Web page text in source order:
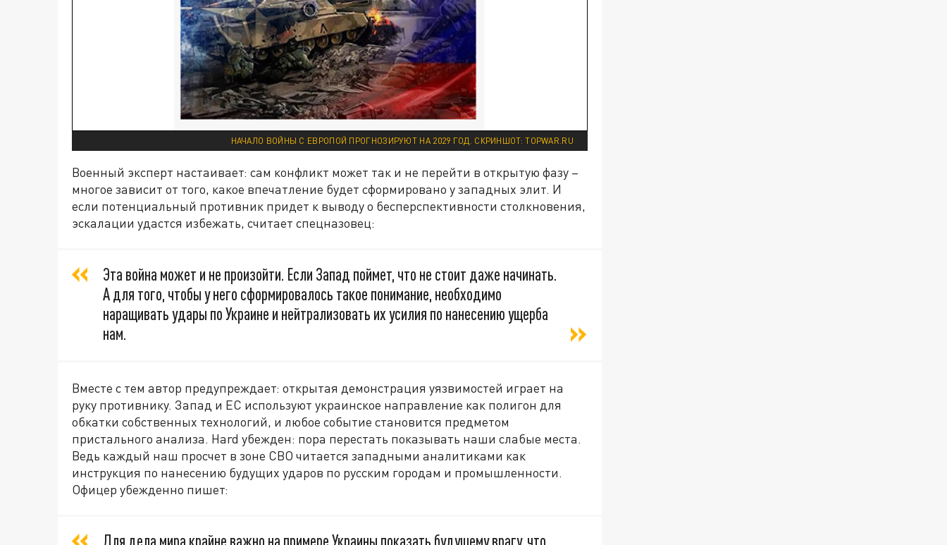
НАЧАЛО ВОЙНЫ С ЕВРОПОЙ ПРОГНОЗИРУЮТ НА 2029 ГОД. СКРИНШОТ: TOPWAR.RU
Военный эксперт настаивает: сам конфликт может так и не перейти в открытую фазу –
многое зависит от того, какое впечатление будет сформировано у западных элит. И
если потенциальный противник придет к выводу о бесперспективности столкновения,
эскалации удастся избежать, считает спецназовец:
Эта война может и не произойти. Если Запад поймет, что не стоит даже начинать.
А для того, чтобы у него сформировалось такое понимание, необходимо
наращивать удары по Украине и нейтрализовать их усилия по нанесению ущерба
нам.
Вместе с тем автор предупреждает: открытая демонстрация уязвимостей играет на
руку противнику. Запад и ЕС используют украинское направление как полигон для
обкатки собственных технологий, и любое событие становится предметом
пристального анализа. Hard убежден: пора перестать показывать наши слабые места.
Ведь каждый наш просчет в зоне СВО читается западными аналитиками как
инструкция по нанесению будущих ударов по русским городам и промышленности.
Офицер убежденно пишет:
Для дела мира крайне важно на примере Украины показать будущему врагу, что